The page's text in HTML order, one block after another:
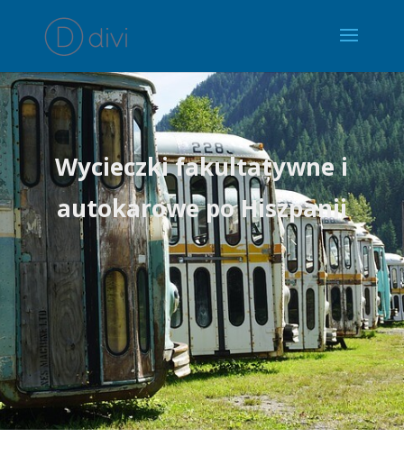
Wycieczki fakultatywne i
autokarowe po Hiszpanii